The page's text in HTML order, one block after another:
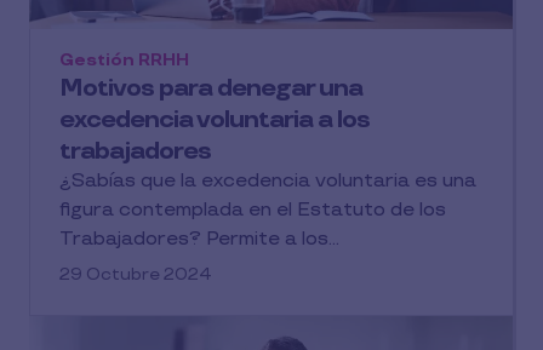
Motivos para denegar una
excedencia voluntaria a los
trabajadores
Gestión RRHH
¿Sabías que la excedencia voluntaria es una
figura contemplada en el Estatuto de los
Trabajadores? Permite a los...
29 Octubre 2024